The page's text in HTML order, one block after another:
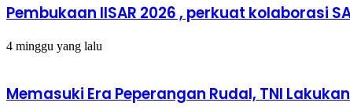
Pembukaan IISAR 2026 , perkuat kolaborasi
4 minggu yang lalu
Memasuki Era Peperangan Rudal, TNI